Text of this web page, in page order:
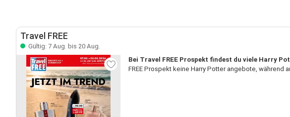
Travel FREE
Gültig: 7 Aug. bis 20 Aug.
Bei Travel FREE Prospekt findest du viele Harry
FREE Prospekt keine Harry Potter angebote, während